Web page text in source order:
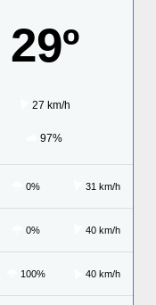
29º
27 km/h
97%
0% 31 km/h
0% 40 km/h
100% 40 km/h